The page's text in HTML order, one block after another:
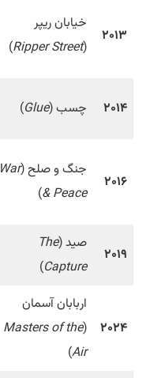
۲۰۱۳
خیابان ریپر
(
Ripper Street
)
۲۰۱۴ چسب (Glue
)
۲۰۱۶
جنگ و صلح (War
& Peace
)
۲۰۱۹
صید (The
Capture
)
۲۰۲۴
اربابان آسمان
(
Masters of the
Air
)